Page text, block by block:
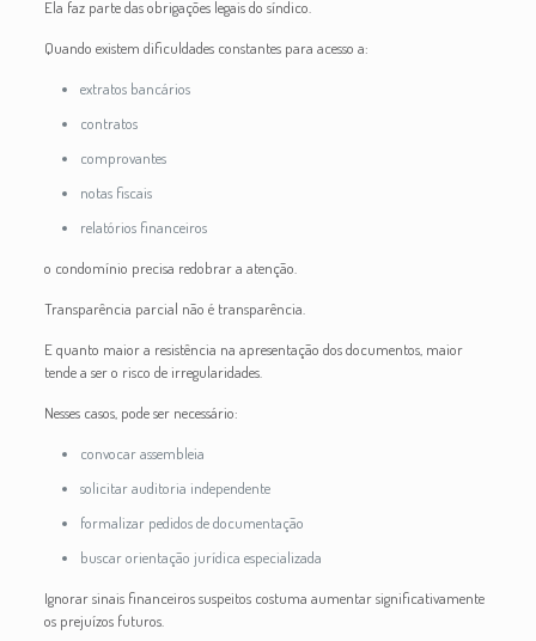
Ela faz parte das obrigações legais do síndico.
Quando existem dificuldades constantes para acesso a:
extratos bancários
contratos
comprovantes
notas fiscais
relatórios financeiros
o condomínio precisa redobrar a atenção.
Transparência parcial não é transparência.
E quanto maior a resistência na apresentação dos documentos, maior
tende a ser o risco de irregularidades.
Nesses casos, pode ser necessário:
convocar assembleia
solicitar auditoria independente
formalizar pedidos de documentação
buscar orientação jurídica especializada
Ignorar sinais financeiros suspeitos costuma aumentar significativamente
os prejuízos futuros.